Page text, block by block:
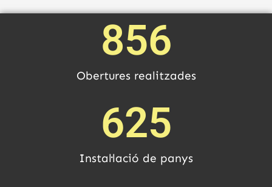
Obertures realitzades
856
Instal·lació de panys
625